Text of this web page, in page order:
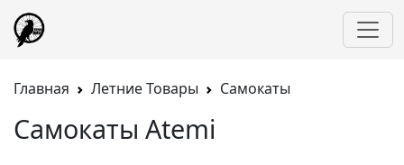
Главная Летние Товары Самокаты
Самокаты Atemi